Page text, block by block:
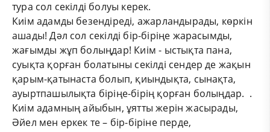
тура сол секілді болуы керек.
Киім адамды безендіреді, ажарландырады, көркін
ашады! Дәл сол секілді бір-біріңе жарасымды,
жағымды жұп болыңдар! Киім - ыстықта пана,
суықта қорған болатыны секілді сендер де жақын
қарым-қатынаста болып, қиындықта, сынақта,
ауыртпашылықта біріңе-бірің қорған болыңдар. .
Киім адамның айыбын, ұятты жерін жасырады,
Әйел мен еркек те – бір-біріне перде,